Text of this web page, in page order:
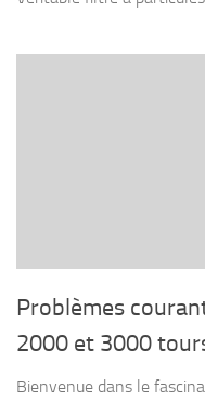
Problèmes
2000 et 3000
Bienvenue dans le